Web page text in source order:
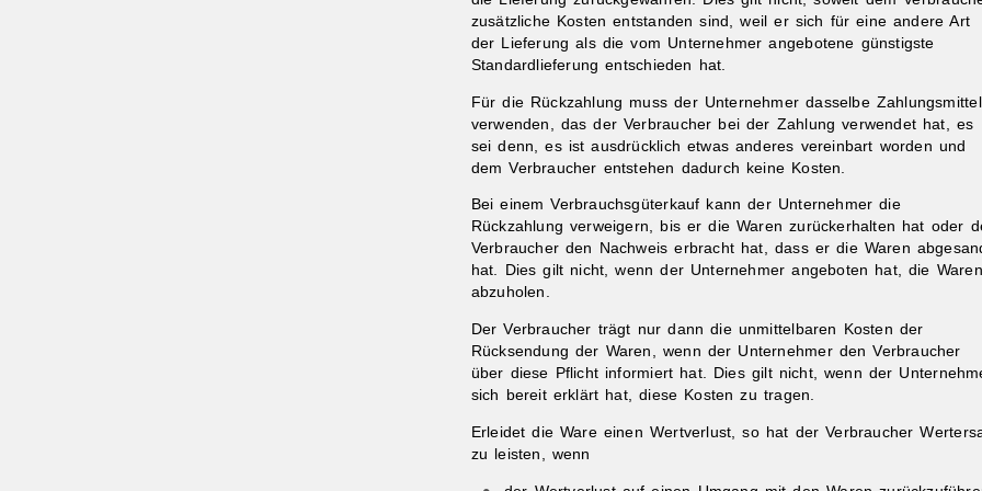
zusätzliche Kosten entstanden sind, weil er sich für eine andere Art
der Lieferung als die vom Unternehmer angebotene günstigste
Standardlieferung entschieden hat.
Für die Rückzahlung muss der Unternehmer dasselbe Zahlungsmittel
verwenden, das der Verbraucher bei der Zahlung verwendet hat, es
sei denn, es ist ausdrücklich etwas anderes vereinbart worden und
dem Verbraucher entstehen dadurch keine Kosten.
Bei einem Verbrauchsgüterkauf kann der Unternehmer die
Rückzahlung verweigern, bis er die Waren zurückerhalten hat oder
Verbraucher den Nachweis erbracht hat, dass er die Waren
hat. Dies gilt nicht, wenn der Unternehmer angeboten hat, die Waren
abzuholen.
Der Verbraucher trägt nur dann die unmittelbaren Kosten der
Rücksendung der Waren, wenn der Unternehmer den Verbraucher
über diese Pflicht informiert hat. Dies gilt nicht, wenn der
sich bereit erklärt hat, diese Kosten zu tragen.
Erleidet die Ware einen Wertverlust, so hat der Verbraucher
zu leisten, wenn